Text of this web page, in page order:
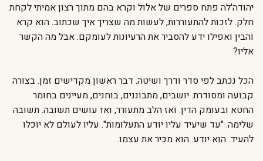
יהודה'לה פתח ספרים של אלול וקרא בהם מתוך רצון אמיתי לקחת
חלק. לזכות להתעוררות, לעשות מה שצריך איך שכתוב. הוא קרא
והבין ואפילו ידע להסביר את הרעיונות לעומקם. אבל מה הקשר
אליו?
הכל נכתב לפי סדר ודרך ושיטה. דבר ראשון מקדישים זמן. בצורה
קבועה ומסודרת. יושבים, מתבוננים, בוחנים, מעיינים בחומר
החטא ובעומק הדין. ואז הלב מתעורר, ואז עושים תשובה. תשובה
שלימה. "עד שיעיד עליו יודע התעלומות". עליו לעולם לא יוכלו
להעיד. הוא יודע. הוא מכיר את עצמו.